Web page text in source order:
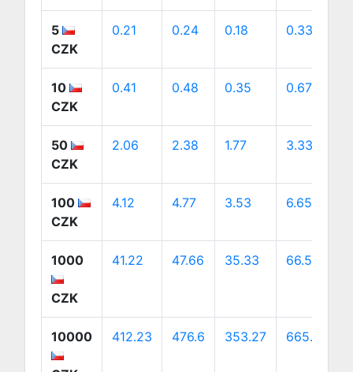
5
CZK
0.21 0.24 0.18 0.33
10
CZK
0.41 0.48 0.35 0.67
50
CZK
2.06 2.38 1.77 3.33
100
CZK
4.12 4.77 3.53 6.65
1000
CZK
41.22 47.66 35.33 66.51
10000 412.23 476.6 353.27 665.11